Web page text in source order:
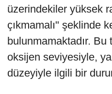
üzerindekiler yüksek
çıkmamalı" şeklinde
bulunmamaktadır.
oksijen seviyesiyle,
düzeyiyle ilgili bir